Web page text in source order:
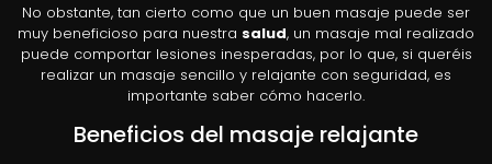
No obstante, tan cierto como que un buen masaje puede ser
muy beneficioso para nuestra salud, un masaje mal realizado
puede comportar lesiones inesperadas, por lo que, si queréis
realizar un masaje sencillo y relajante con seguridad, es
importante saber cómo hacerlo.
Beneficios del masaje relajante